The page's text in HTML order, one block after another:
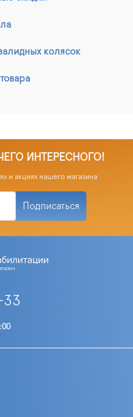
колясок
ИНТЕРЕСНОГО!
и акциях нашего магазина
Подписаться
33